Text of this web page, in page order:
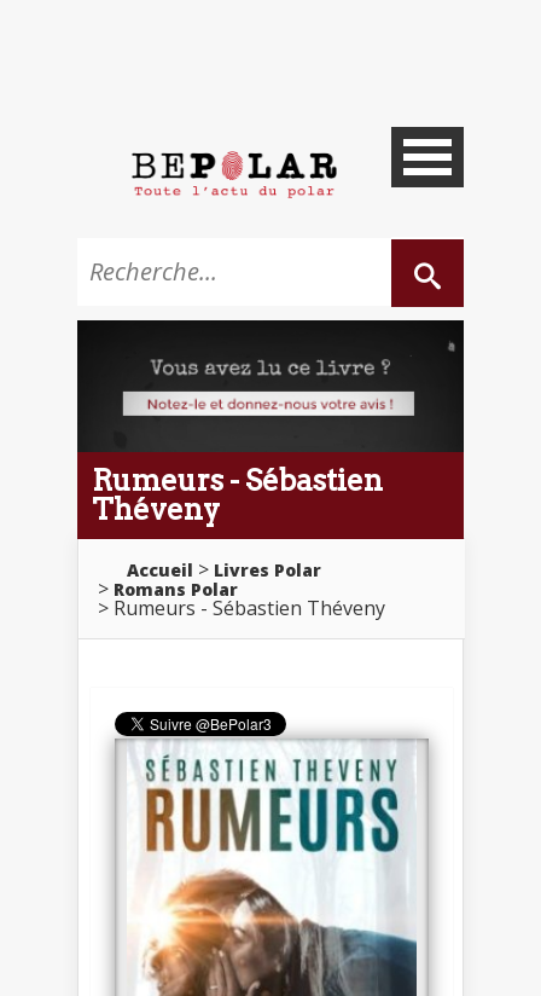
Rumeurs - Sébastien
Théveny
Accueil
Livres Polar
Romans Polar
Rumeurs - Sébastien Théveny